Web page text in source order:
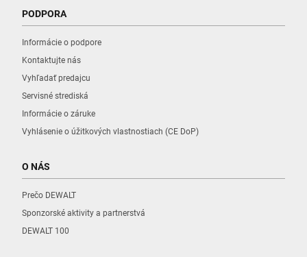
PODPORA
Informácie o podpore
Kontaktujte nás
Vyhľadať predajcu
Servisné strediská
Informácie o záruke
Vyhlásenie o úžitkových vlastnostiach (CE DoP)
O NÁS
Prečo DEWALT
Sponzorské aktivity a partnerstvá
DEWALT 100